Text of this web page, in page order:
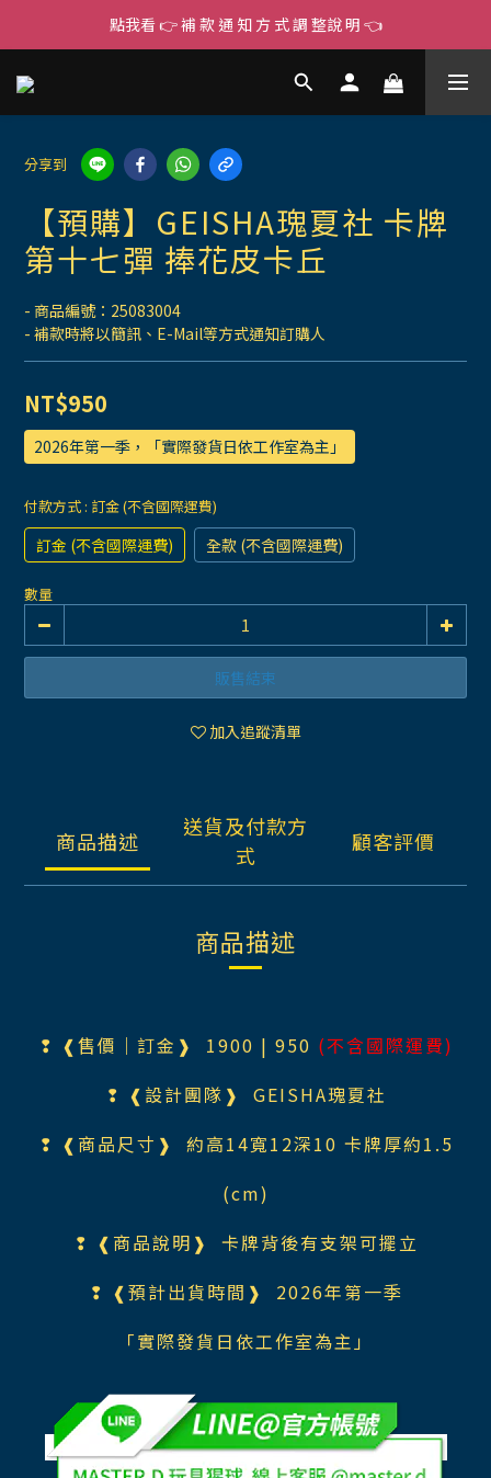
點我看 👉 補 款 通 知 方 式 調 整說 明 👈
分享到
【預購】GEISHA瑰夏社 卡牌
第十七彈 捧花皮卡丘
- 商品編號：25083004
- 補款時將以簡訊、E-Mail等方式通知訂購人
NT$950
2026年第一季，「實際發貨日依工作室為主」
付款方式 : 訂金 (不含國際運費)
訂金 (不含國際運費) 全款 (不含國際運費)
數量
販售結束
加入追蹤清單
商品描述
送貨及付款方
式
顧客評價
商品描述
❢ ❰售價｜訂金❱ 1900 | 950 (不含國際運費)
❢ ❰設計團隊❱ GEISHA瑰夏社
❢ ❰商品尺寸❱ 約高14寬12深10 卡牌厚約1.5
(cm)
❢ ❰商品說明❱ 卡牌背後有支架可擺立
❢ ❰預計出貨時間❱ 2026年第一季
「實際發貨日依工作室為主」